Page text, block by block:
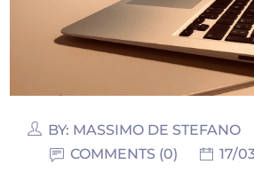
BY: MASSIMO DE STEFANO
COMMENTS (0)
17/